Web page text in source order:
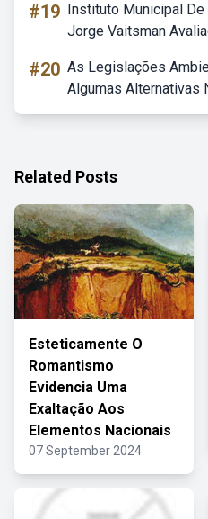
#19 Instituto Municipal
Jorge Vaitsman
#20 As Legislações
Algumas Alternativas
Related Posts
Esteticamente O
Romantismo
Evidencia Uma
Exaltação Aos
Elementos Nacionais
07 September 2024